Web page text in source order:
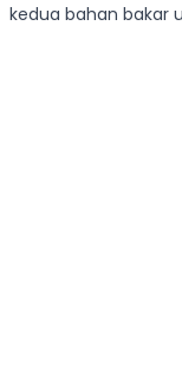
kedua bahan bakar